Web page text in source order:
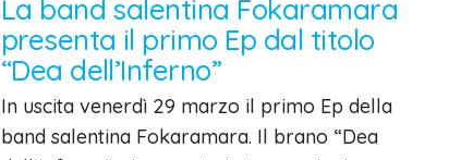
La band salentina Fokaramara
presenta il primo Ep dal titolo
“Dea dell’Inferno”
In uscita venerdì 29 marzo il primo Ep della
band salentina Fokaramara. Il brano “Dea